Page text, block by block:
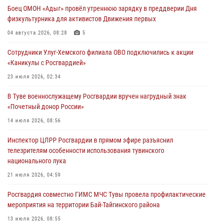
31 июля 2026, 03:49
Сотрудники вневедомственной охраны приняли участие в акции
29 июля 2026, 09:41
26 сигналов «Тревога» с автотранспортов отработали экипажи
29 июля 2026, 08:37 1
В Туве офицер Росгвардии подвела итоги юбилейного личного
28 июля 2026, 07:48
Боец ОМОН «Адыг» провёл утреннюю зарядку в преддверии Дня
физкультурника для активистов Движения первых
04 августа 2026, 08:28 5
Сотрудники Улуг-Хемского филиала ОВО подключились к акции
«Каникулы с Росгвардией»
23 июля 2026, 02:34
В Туве военнослужащему Росгвардии вручен нагрудный знак
«Почетный донор России»
14 июля 2026, 08:56
Инспектор ЦЛРР Росгвардии в прямом эфире разъяснил
телезрителям особенности использования тувинского
национального лука
21 июля 2026, 04:59
Росгвардия совместно ГИМС МЧС Тувы провела профилактические
мероприятия на территории Бай-Тайгинского района
13 июля 2026, 08:55